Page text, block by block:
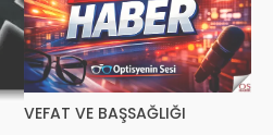
VEFAT VE BAŞSAĞLIĞI